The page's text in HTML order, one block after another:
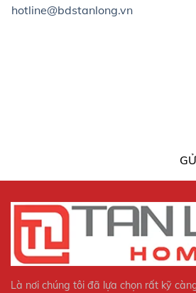
hotline@bdstanlong.vn
Là nơi chúng tôi đã lựa chọn rất kỹ